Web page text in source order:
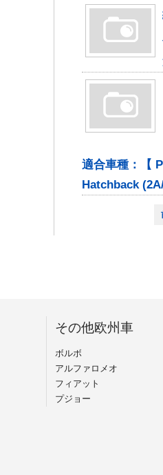
適合車種：【
Hatchback
その他欧州車
ボルボ
アルファロメオ
フィアット
プジョー